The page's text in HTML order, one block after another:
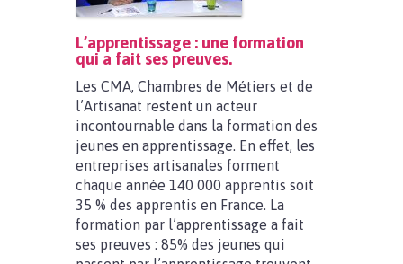
L’apprentissage : une formation
qui a fait ses preuves.
Les CMA, Chambres de Métiers et de
l’Artisanat restent un acteur
incontournable dans la formation des
jeunes en apprentissage. En effet, les
entreprises artisanales forment
chaque année 140 000 apprentis soit
35 % des apprentis en France. La
formation par l’apprentissage a fait
ses preuves : 85% des jeunes qui